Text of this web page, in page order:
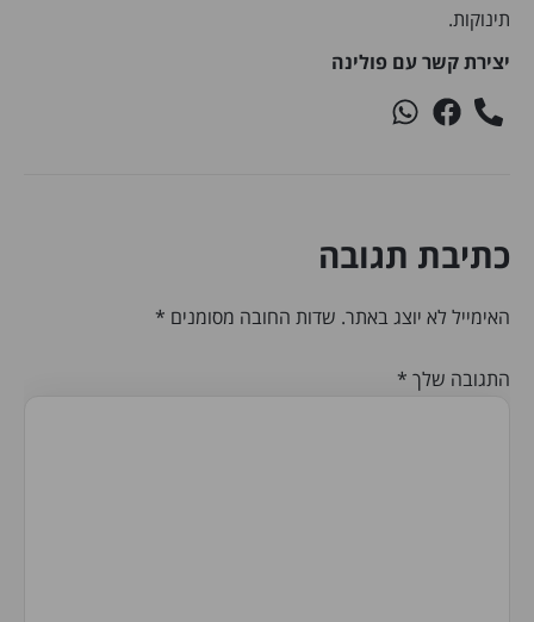
תינוקות.
יצירת קשר עם פולינה
כתיבת תגובה
האימייל לא יוצג באתר. שדות החובה מסומנים *
התגובה שלך *